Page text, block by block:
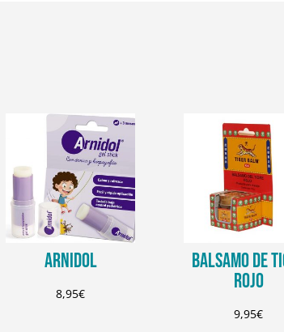
ARNIDOL
8,95€
BALSAMO DE
ROJO
9,95€